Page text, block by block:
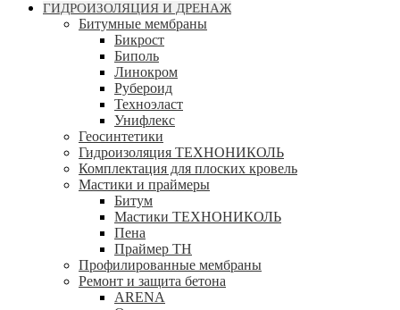
ГИДРОИЗОЛЯЦИЯ И ДРЕНАЖ
Битумные мембраны
Бикрост
Биполь
Линокром
Рубероид
Техноэласт
Унифлекс
Геосинтетики
Гидроизоляция ТЕХНОНИКОЛЬ
Комплектация для плоских кровель
Мастики и праймеры
Битум
Мастики ТЕХНОНИКОЛЬ
Пена
Праймер ТН
Профилированные мембраны
Ремонт и защита бетона
ARENA